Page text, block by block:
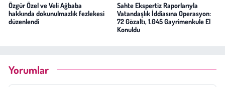
Özgür Özel ve Veli Ağbaba
hakkında dokunulmazlık fezlekesi
düzenlendi
Sahte Ekspertiz Raporlarıyla
Vatandaşlık İddiasına Operasyon:
72 Gözaltı, 1.045 Gayrimenkule El
Konuldu
Yorumlar